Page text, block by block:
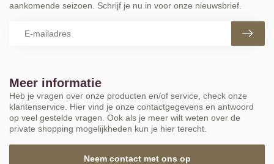
Meer informatie
Heb je vragen over onze producten en/of service, check onze
klantenservice. Hier vind je onze contactgegevens en antwoord
op veel gestelde vragen. Ook als je meer wilt weten over de
private shopping mogelijkheden kun je hier terecht.
Neem contact met ons op
aankomende seizoen. Schrijf je nu in voor onze nieuwsbrief.